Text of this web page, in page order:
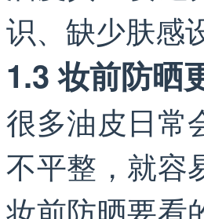
识、缺少肤感
1.3 妆前防晒
很多油皮日常
不平整，就容
妆前防晒要看